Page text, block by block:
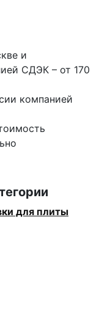
и
СДЭК – от 170
компанией
для плиты